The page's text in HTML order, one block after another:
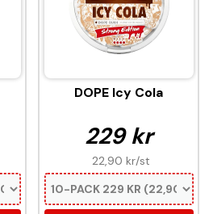
DOPE Icy Cola
229 kr
22,90 kr/st